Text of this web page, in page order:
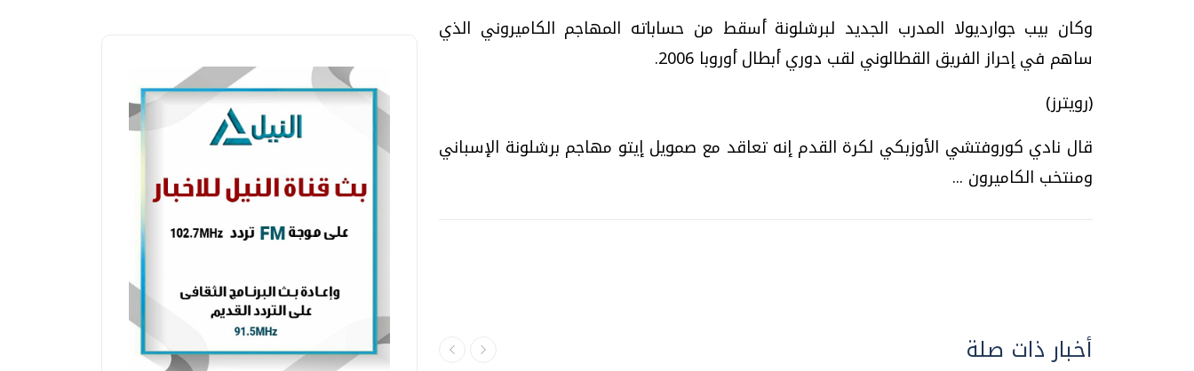
وكان بيب جوارديولا المدرب الجديد لبرشلونة أسقط من حساباته المهاجم الكاميروني الذي
ساهم في إحراز الفريق القطالوني لقب دوري أبطال أوروبا 2006.
(رويترز)
قال نادي كوروفتشي الأوزبكي لكرة القدم إنه تعاقد مع صمويل إيتو مهاجم برشلونة الإسباني
ومنتخب الكاميرون ...
أخبار ذات صلة